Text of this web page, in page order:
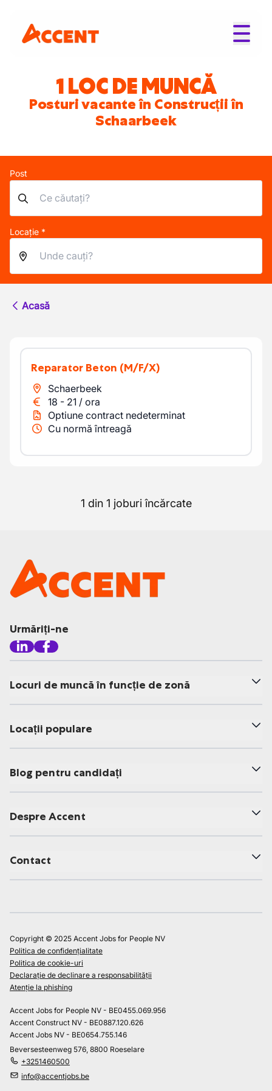
1 LOC DE MUNCĂ
Posturi vacante în Construcții în
Schaarbeek
Post
Locație *
Acasă
Reparator Beton (M/F/X)
Schaerbeek
18 - 21 / ora
Optiune contract nedeterminat
Cu normă întreagă
1 din 1 joburi încărcate
Urmăriți-ne
Locuri de muncă în funcție de zonă
Locații populare
Blog pentru candidați
Despre Accent
Contact
Copyright © 2025 Accent Jobs for People NV
Politica de confidențialitate
Politica de cookie-uri
Declarație de declinare a responsabilității
Atenție la phishing
Accent Jobs for People NV - BE0455.069.956
Accent Construct NV - BE0887.120.626
Accent Jobs NV - BE0654.755.146
Beversesteenweg 576, 8800 Roeselare
+3251460500
info@accentjobs.be